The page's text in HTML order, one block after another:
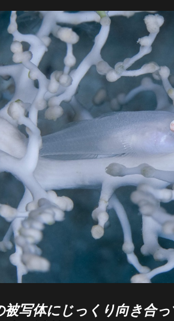
被写体にじっくり向き合